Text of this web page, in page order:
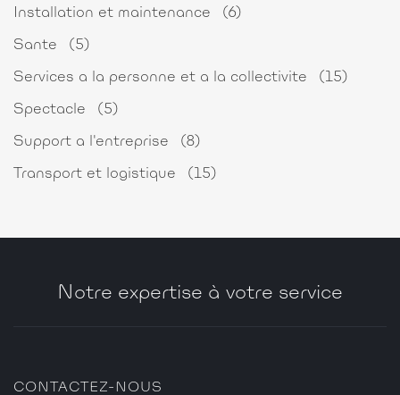
Installation et maintenance (6)
Sante (5)
Services a la personne et a la collectivite (15)
Spectacle (5)
Support a l'entreprise (8)
Transport et logistique (15)
Notre expertise à votre service
CONTACTEZ-NOUS